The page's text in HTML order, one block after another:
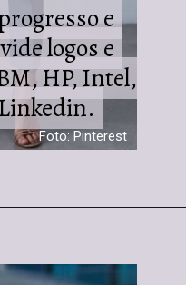
e
logos e
HP, Intel,
e
logos e
HP, Intel,
Foto: Pinterest